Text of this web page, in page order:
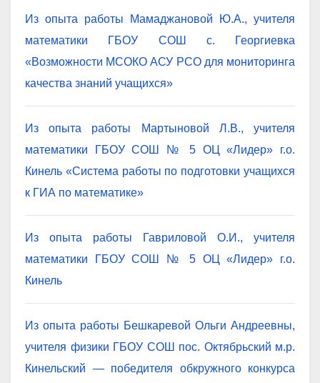
Из опыта работы Мамаджановой Ю.А., учителя
математики ГБОУ СОШ с. Георгиевка
«Возможности МСОКО АСУ РСО для мониторинга
качества знаний учащихся»
Из опыта работы Мартыновой Л.В., учителя
математики ГБОУ СОШ № 5 ОЦ «Лидер» г.о.
Кинель «Система работы по подготовки учащихся
к ГИА по математике»
Из опыта работы Гавриловой О.И., учителя
математики ГБОУ СОШ № 5 ОЦ «Лидер» г.о.
Кинель
Из опыта работы Бешкаревой Ольги Андреевны,
учителя физики ГБОУ СОШ пос. Октябрьский м.р.
Кинельский — победителя обкружного конкурса